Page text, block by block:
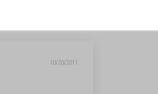
10/20/2011